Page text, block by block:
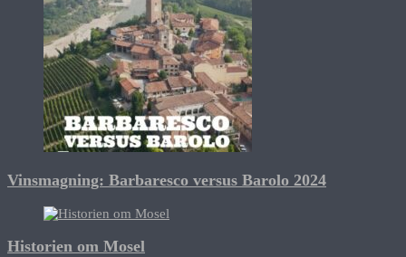
Vinsmagning: Barbaresco versus Barolo 2024
Historien om Mosel